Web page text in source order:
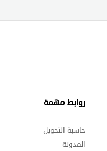
روابط مهمة
حاسبة التحويل
المدونة